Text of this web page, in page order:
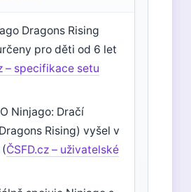
Dragons Rising
pro děti od 6 let
– specifikace setu
Ninjago: Dračí
Rising) vyšel v
ČSFD.cz – uživatelské